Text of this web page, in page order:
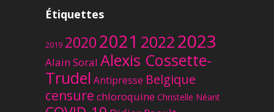
Étiquettes
2019 20202021 20222023
Alain Soral Alexis Cossette-
Trudel Antipresse Belgique
censure chloroquine Christelle Néant